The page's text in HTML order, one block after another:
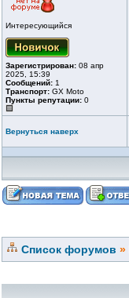
Интересующийся
Зарегистрирован: 08 апр
2025, 15:39
Сообщений: 1
Транспорт: GX Moto
Пункты репутации: 0
Вернуться наверх
Список форумов »